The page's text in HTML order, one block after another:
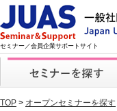
セミナー／会員企業サポートサイト
TOP > オープンセミナーを探す